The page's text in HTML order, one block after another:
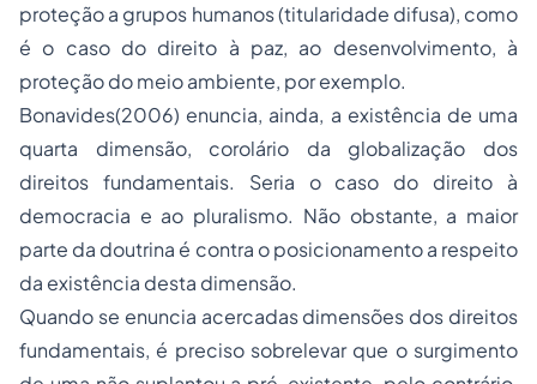
proteção a grupos humanos (titularidade difusa), como
é o caso do direito à paz, ao desenvolvimento, à
proteção do meio ambiente, por exemplo.
Bonavides(2006) enuncia, ainda, a existência de uma
quarta dimensão, corolário da globalização dos
direitos fundamentais. Seria o caso do direito à
democracia e ao pluralismo. Não obstante, a maior
parte da doutrina é contra o posicionamento a respeito
da existência desta dimensão.
Quando se enuncia acercadas dimensões dos direitos
fundamentais, é preciso sobrelevar que o surgimento